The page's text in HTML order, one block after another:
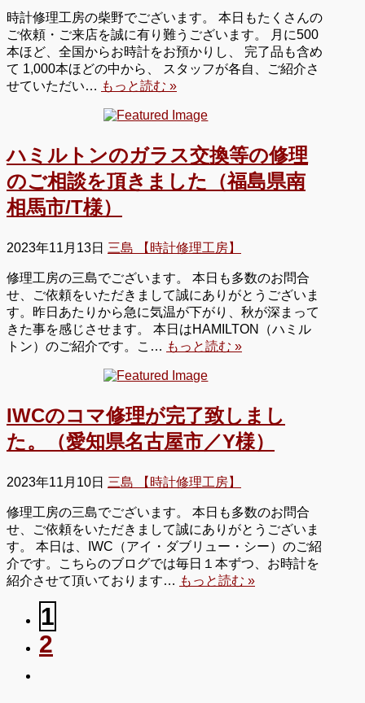
時計修理工房の柴野でございます。 本日もたくさんの
ご依頼・ご来店を誠に有り難うございます。 月に500
本ほど、全国からお時計をお預かりし、 完了品も含め
て 1,000本ほどの中から、 スタッフが各自、ご紹介さ
せていただい… もっと読む »
ハミルトンのガラス交換等の修理
のご相談を頂きました（福島県南
相馬市/T様）
2023年11月13日 三島 【時計修理工房】
修理工房の三島でございます。 本日も多数のお問合
せ、ご依頼をいただきまして誠にありがとうございま
す。昨日あたりから急に気温が下がり、秋が深まって
きた事を感じさせます。 本日はHAMILTON（ハミル
トン）のご紹介です。こ… もっと読む »
IWCのコマ修理が完了致しまし
た。（愛知県名古屋市／Y様）
2023年11月10日 三島 【時計修理工房】
修理工房の三島でございます。 本日も多数のお問合
せ、ご依頼をいただきまして誠にありがとうございま
す。 本日は、IWC（アイ・ダブリュー・シー）のご紹
介です。こちらのブログでは毎日１本ずつ、お時計を
紹介させて頂いております… もっと読む »
1
2